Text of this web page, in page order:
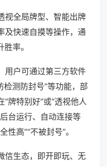
视全局牌型、智能出牌
及快速自摸等操作，通
率。
用户可通过第三方软件
检测防封号”等功能，部
牌特别好”或“透视他人
台运行、自动连接等
高”“不被封号”。
信生态，即开即玩、无